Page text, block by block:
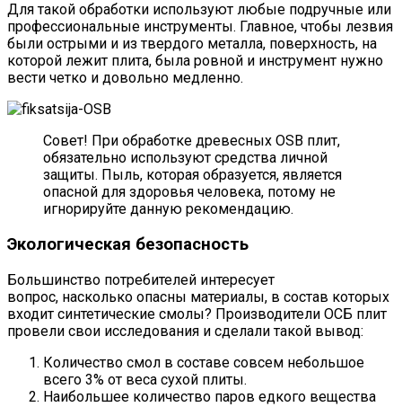
Для такой обработки используют любые подручные или
профессиональные инструменты. Главное, чтобы лезвия
были острыми и из твердого металла, поверхность, на
которой лежит плита, была ровной и инструмент нужно
вести четко и довольно медленно.
Совет! При обработке древесных OSB плит,
обязательно используют средства личной
защиты. Пыль, которая образуется, является
опасной для здоровья человека, потому не
игнорируйте данную рекомендацию.
Экологическая безопасность
Большинство потребителей интересует
вопрос, насколько опасны материалы, в состав которых
входит синтетические смолы? Производители ОСБ плит
провели свои исследования и сделали такой вывод:
Количество смол в составе совсем небольшое
всего 3% от веса сухой плиты.
Наибольшее количество паров едкого вещества